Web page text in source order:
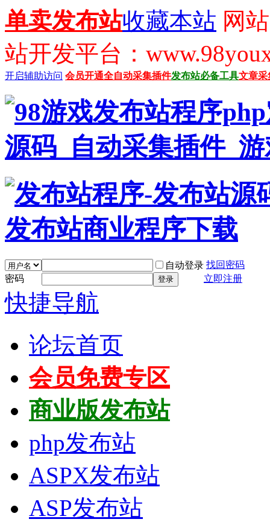
单卖发布站收藏本站 网
站开发平台：
开启辅助访问 会员开通全自动采集插件发布站必备工具文章采
自动登录 找回密码
密码
登录 立即注册
快捷导航
论坛首页
会员免费专区
商业版发布站
php发布站
ASPX发布站
ASP发布站